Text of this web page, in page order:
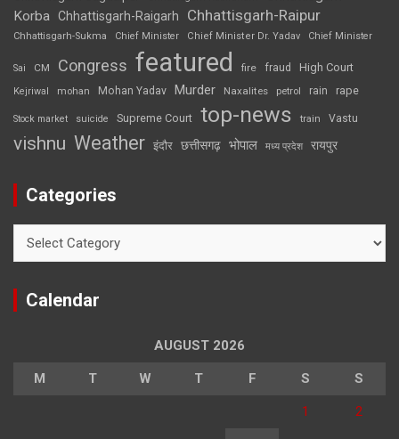
Korba Chhattisgarh-Raigarh Chhattisgarh-Raipur
Chhattisgarh-Sukma Chief Minister Chief Minister Dr. Yadav Chief Minister
Sai CM Congress featured fire fraud High Court
Kejriwal mohan Mohan Yadav Murder Naxalites petrol rain rape
Stock market suicide Supreme Court top-news train Vastu
vishnu Weather इंदौर छत्तीसगढ़ भोपाल मध्य प्रदेश रायपुर
Categories
Calendar
AUGUST 2026
M T W T F S S
1 2